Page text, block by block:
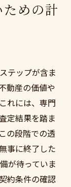
めの計
テップが含ま
動産の価値や
れには、専門
定結果を踏ま
の段階での透
事に終了した
が待っていま
約条件の確認